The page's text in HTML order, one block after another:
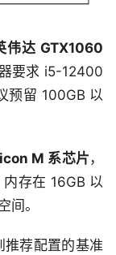
伟达 GTX1060
要求 i5-12400
预留 100GB 以
M 系芯片，
存在 16GB 以
间。
推荐配置的基准